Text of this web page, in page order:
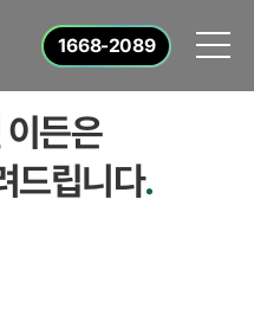
1668-2089
이든은
드립니다.